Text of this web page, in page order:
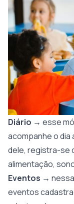
Diário → esse
acompanhe o dia
dele, registra-se
alimentação,
Eventos →
eventos